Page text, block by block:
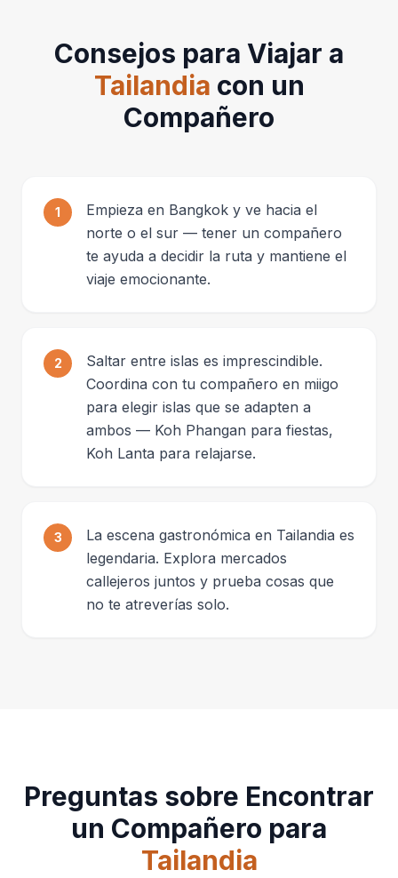
Consejos para Viajar a
Tailandia con un
Compañero
1
Empieza en Bangkok y ve hacia el
norte o el sur — tener un compañero
te ayuda a decidir la ruta y mantiene el
viaje emocionante.
2
Saltar entre islas es imprescindible.
Coordina con tu compañero en miigo
para elegir islas que se adapten a
ambos — Koh Phangan para fiestas,
Koh Lanta para relajarse.
3
La escena gastronómica en Tailandia es
legendaria. Explora mercados
callejeros juntos y prueba cosas que
no te atreverías solo.
Preguntas sobre Encontrar
un Compañero para
Tailandia